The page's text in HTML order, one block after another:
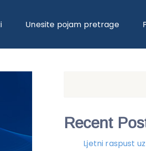
Unesite pojam pretrage
Recent
Ljetni raspust uz